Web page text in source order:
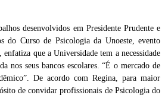
desenvolvidos em Presidente Prudente e
do Curso de Psicologia da Unoeste, evento
que a Universidade tem a necessidade
nos seus bancos escolares. “É o mercado de
De acordo com Regina, para maior
de convidar profissionais de Psicologia do